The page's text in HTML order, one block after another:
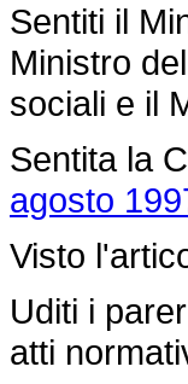
Sentiti il
Ministro
sociali e il
Sentita la
agosto
Visto
Uditi i
atti